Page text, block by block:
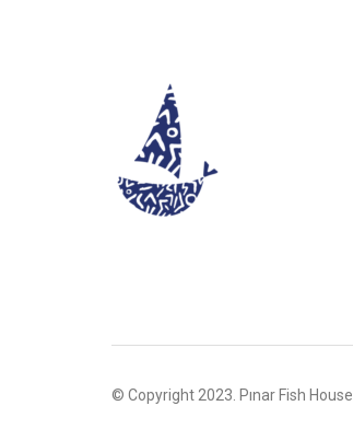
© Copyright 2023. Pınar Fish House.